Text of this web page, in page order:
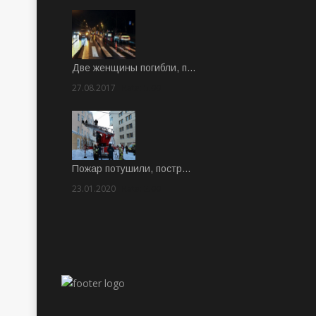
Две женщины погибли, п…
27.08.2017
Пожар потушили, постр…
23.01.2020